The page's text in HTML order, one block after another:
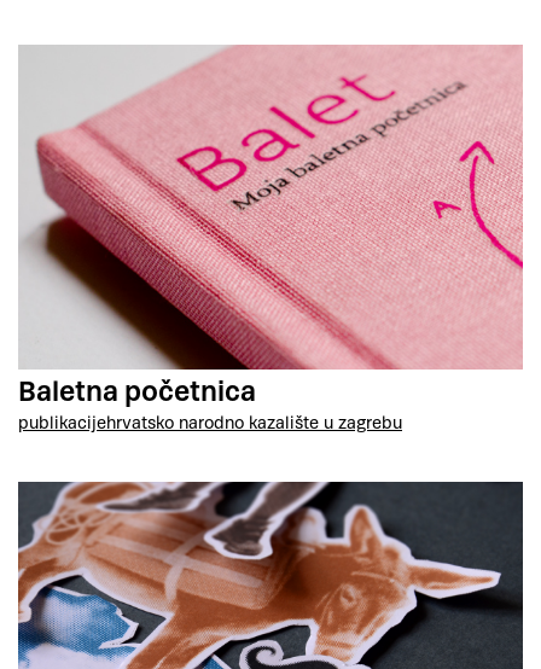
Baletna početnica
publikacijehrvatsko narodno kazalište u zagrebu